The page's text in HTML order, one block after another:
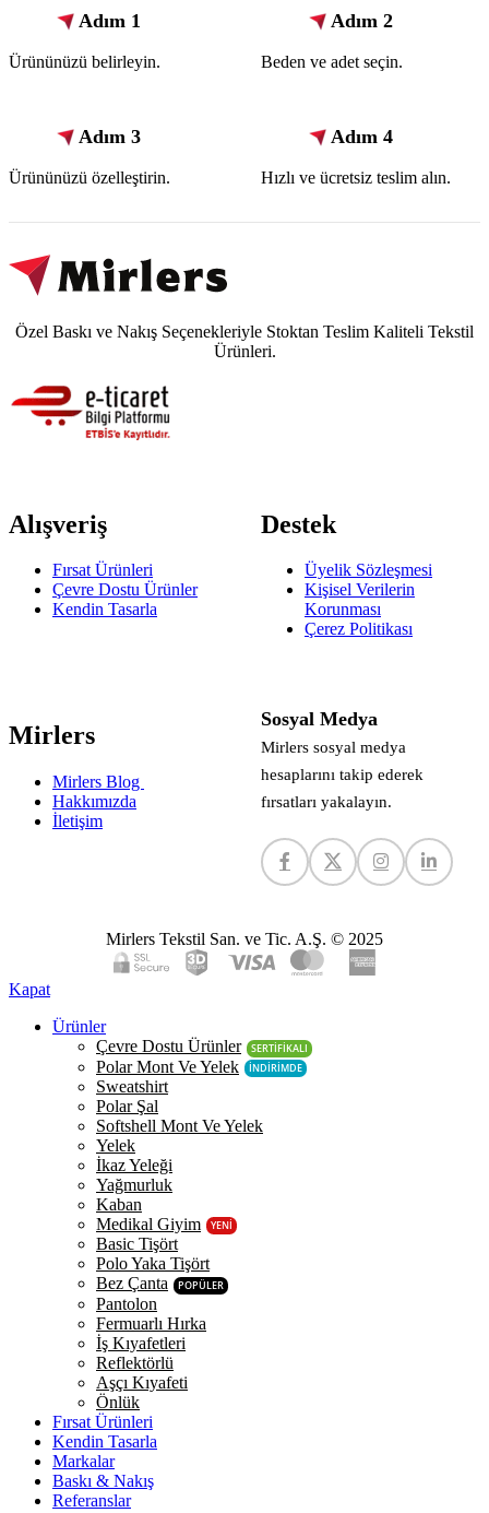
Adım 1
Ürününüzü belirleyin.
Adım 2
Beden ve adet seçin.
Adım 3
Ürününüzü özelleştirin.
Adım 4
Hızlı ve ücretsiz teslim alın.
Özel Baskı ve Nakış Seçenekleriyle Stoktan Teslim Kaliteli Tekstil
Ürünleri.
Alışveriş
Fırsat Ürünleri
Çevre Dostu Ürünler
Kendin Tasarla
Destek
Üyelik Sözleşmesi
Kişisel Verilerin
Korunması
Çerez Politikası
Mirlers
Mirlers Blog
Hakkımızda
İletişim
Sosyal Medya
Mirlers sosyal medya
hesaplarını takip ederek
fırsatları yakalayın.
Mirlers Tekstil San. ve Tic. A.Ş. © 2025
Kapat
Ürünler
Çevre Dostu Ürünler
SERTİFİKALI
Polar Mont Ve Yelek İNDİRİMDE
Sweatshirt
Polar Şal
Softshell Mont Ve Yelek
Yelek
İkaz Yeleği
Yağmurluk
Kaban
Medikal Giyim
YENİ
Basic Tişört
Polo Yaka Tişört
Bez Çanta
POPÜLER
Pantolon
Fermuarlı Hırka
İş Kıyafetleri
Reflektörlü
Aşçı Kıyafeti
Önlük
Fırsat Ürünleri
Kendin Tasarla
Markalar
Baskı & Nakış
Referanslar